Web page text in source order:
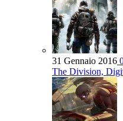
31 Gennaio 2016
The Division,